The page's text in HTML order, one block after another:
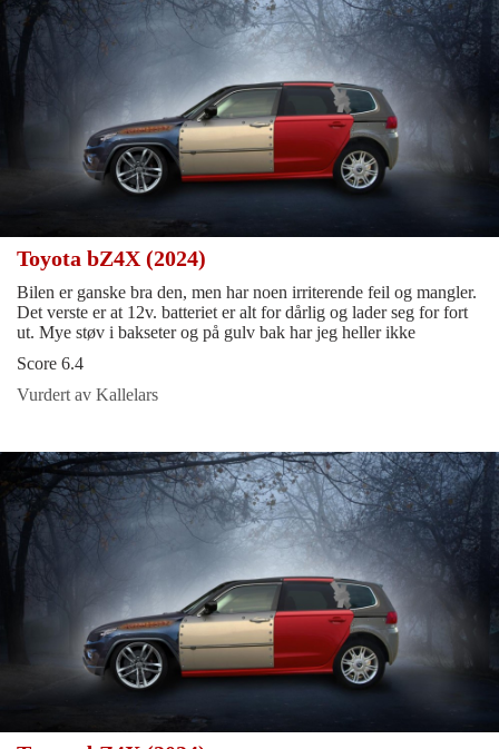
Toyota bZ4X (2024)
Bilen er ganske bra den, men har noen irriterende feil og mangler.
Det verste er at 12v. batteriet er alt for dårlig og lader seg for fort
ut. Mye støv i bakseter og på gulv bak har jeg heller ikke
Score 6.4
Vurdert av Kallelars